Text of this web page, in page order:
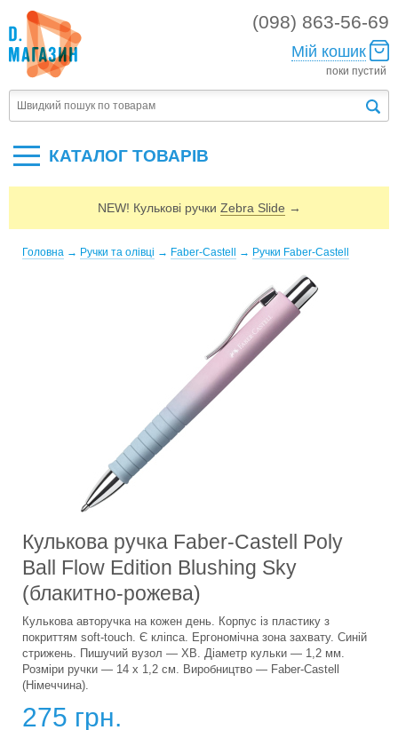
(098) 863-56-69
Мій кошик
поки пустий
КАТАЛОГ ТОВАРIВ
NEW! Кулькові ручки Zebra Slide →
Головна → Ручки та олівці → Faber-Castell → Ручки Faber-Castell
Кулькова ручка Faber-Castell Poly
Ball Flow Edition Blushing Sky
(блакитно-рожева)
Кулькова авторучка на кожен день. Корпус із пластику з
покриттям soft-touch. Є кліпса. Ергономічна зона захвату. Синій
стрижень. Пишучий вузол — XB. Діаметр кульки — 1,2 мм.
Розміри ручки — 14 х 1,2 см. Виробництво — Faber-Castell
(Німеччина).
275 грн.